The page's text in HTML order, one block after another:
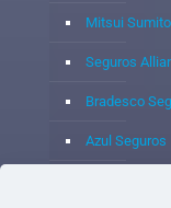
Mitsui
Seguros
Bradesco
Azul Seguros